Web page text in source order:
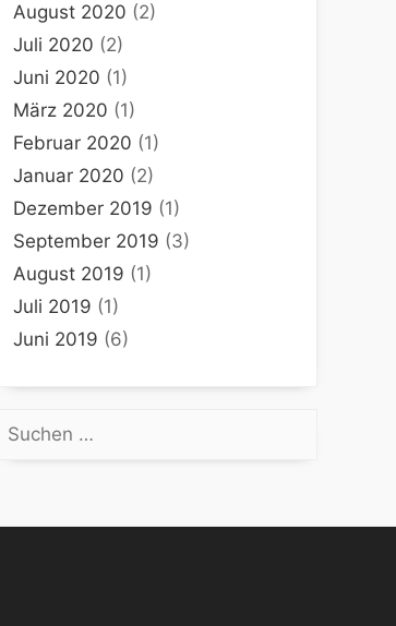
August 2020 (2)
Juli 2020 (2)
Juni 2020 (1)
März 2020 (1)
Februar 2020 (1)
Januar 2020 (2)
Dezember 2019 (1)
September 2019 (3)
August 2019 (1)
Juli 2019 (1)
Juni 2019 (6)
Suchen